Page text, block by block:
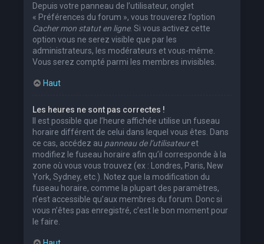
Depuis votre panneau de l’utilisateur, onglet
« Préférences du forum », vous trouverez l’option
Cacher mon statut en ligne. Si vous activez cette
option vous ne serez visible que par les
administrateurs, les modérateurs et vous-même.
Vous serez compté parmi les membres invisibles.
Haut
Les heures ne sont pas correctes !
Il est possible que l’heure affichée utilise un fuseau
horaire différent de celui dans lequel vous êtes. Dans
ce cas, accédez au panneau de l’utilisateuret
modifiez le fuseau horaire afin qu’il corresponde à la
zone où vous vous trouvez (ex : Londres, Paris, New
York, Sydney, etc.). Notez que la modification du
fuseau horaire, comme la plupart des paramètres,
n’est accessible qu’aux membres du forum. Donc si
vous n’êtes pas enregistré, c’est le bon moment pour
le faire.